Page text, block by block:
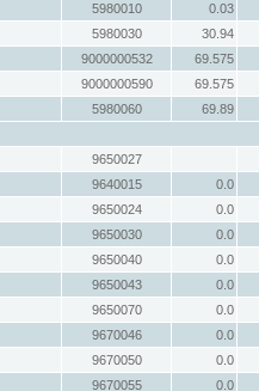
5980010
0.03
5980030
30.94
9000000532
69.575
9000000590
69.575
5980060
69.89
9650027
9640015
0.0
9650024
0.0
9650030
0.0
9650040
0.0
9650043
0.0
9650070
0.0
9670046
0.0
9670050
0.0
9670055
0.0